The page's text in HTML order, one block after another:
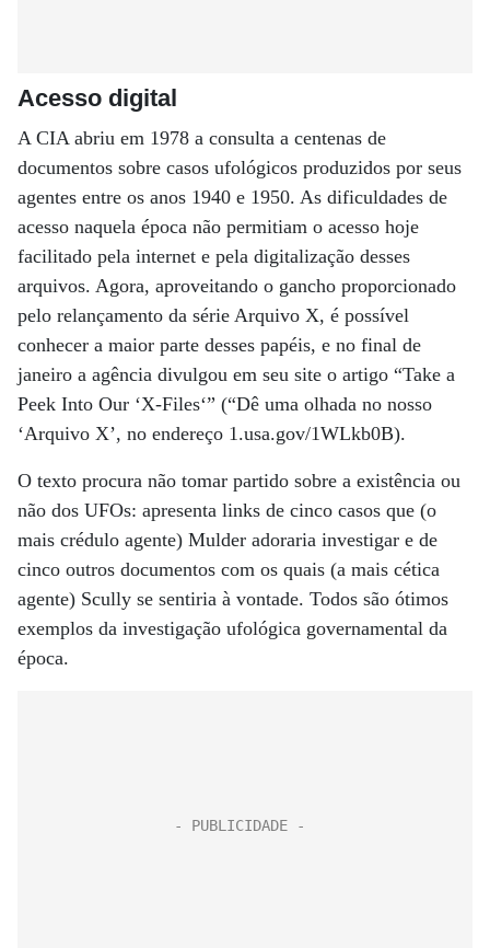
Acesso digital
A CIA abriu em 1978 a consulta a centenas de
documentos sobre casos ufológicos produzidos por seus
agentes entre os anos 1940 e 1950. As dificuldades de
acesso naquela época não permitiam o acesso hoje
facilitado pela internet e pela digitalização desses
arquivos. Agora, aproveitando o gancho proporcionado
pelo relançamento da série Arquivo X, é possível
conhecer a maior parte desses papéis, e no final de
janeiro a agência divulgou em seu site o artigo “Take a
Peek Into Our ‘X-Files‘” (“Dê uma olhada no nosso
‘Arquivo X’, no endereço 1.usa.gov/1WLkb0B).
O texto procura não tomar partido sobre a existência ou
não dos UFOs: apresenta links de cinco casos que (o
mais crédulo agente) Mulder adoraria investigar e de
cinco outros documentos com os quais (a mais cética
agente) Scully se sentiria à vontade. Todos são ótimos
exemplos da investigação ufológica governamental da
época.